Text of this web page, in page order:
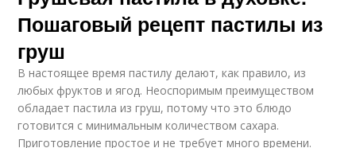
Пошаговый рецепт пастилы из
груш
В настоящее время пастилу делают, как правило, из
любых фруктов и ягод. Неоспоримым преимуществом
обладает пастила из груш, потому что это блюдо
готовится с минимальным количеством сахара.
Приготовление простое и не требует много времени.